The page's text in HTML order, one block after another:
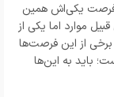
فرصت یکی‌اش همین
موارد اما یکی از
از این فرصت‌ها
باید به این‌ها